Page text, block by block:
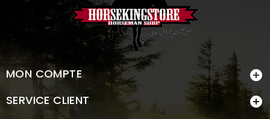
MON COMPTE 
SERVICE CLIENT 